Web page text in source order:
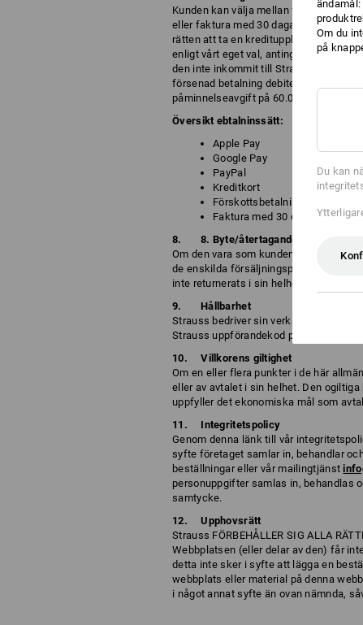
Kunden kan välja mellan följande
eller faktura med 30 dagars
rätten att ta en kreditupplysning på
enligt vårt eget val, antingen
den inte inkommit till Strauss inom 30
försenad betalning debiteras
påminnelseavgift på 60.00 SEK i
Översikt ebtalninssätt:
Apple Pay
Google Pay
PayPal
Kreditkort
Förskottsbetalning
Faktura med 30 dagars
8. Byte/återtagande av set
Om den vara som kunden har köpt är
de enskilda försäljningspriserna för de
inte returnerats i sin helhet.
Hållbarhet
Strauss bedriver sin verksamhet på
Strauss uppförandekod på denna
Villkorens giltighet
Om en eller flera punkter i de här
eller av avtalet i sin helhet. Den
uppfyller det ekonomiska mål som
Integritetspolicy
Genom denna länk till vår
syfte företaget samlar in, behandlar
beställningar eller vår mailingtjänst
personuppgifter samlas in, behandlas
samtycke.
Upphovsrätt
Strauss FÖRBEHÅLLER SIG ALLA
Webbplatsen (eller delar av den) får
detta inte sker i syfte att lägga en
webbplats eller material på denna
i något annat syfte än ovan nämnda,
Om du
på
Du kan